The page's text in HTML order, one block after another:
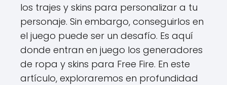
los trajes y skins para personalizar a tu
personaje. Sin embargo, conseguirlos en
el juego puede ser un desafío. Es aquí
donde entran en juego los generadores
de ropa y skins para Free Fire. En este
artículo, exploraremos en profundidad